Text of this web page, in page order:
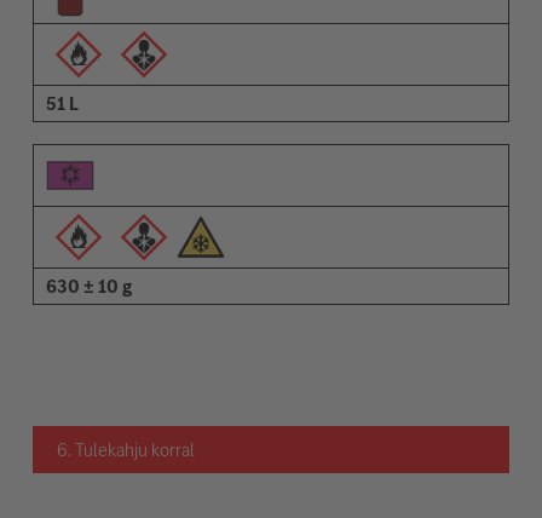
51 L
630 ± 10 g
6. Tulekahju korral